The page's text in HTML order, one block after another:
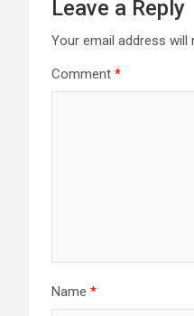
Leave a Reply
Your email address will
Comment *
Name *